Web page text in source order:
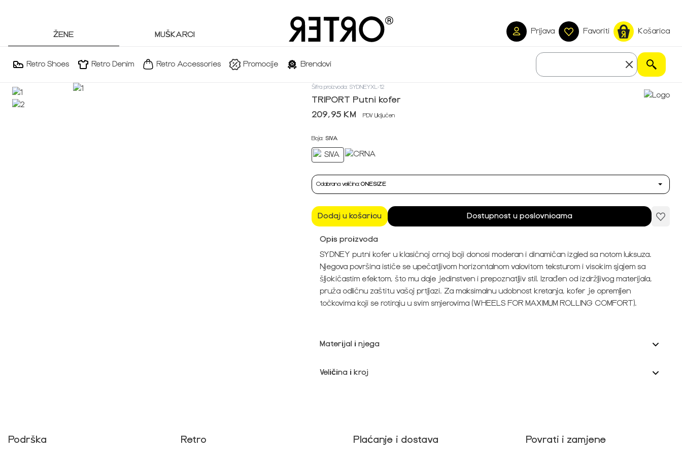
ŽENE MUŠKARCI Prijava Favoriti Košarica
Retro Shoes Retro Denim Retro Accessories Promocije Brendovi
Šifra proizvoda: SYDNEYXL-12
TRIPORT Putni kofer
209,95 KM
PDV Uključen
Boja: SIVA
Odabrana veličina:ONESIZE
Dodaj u košaricu Dostupnost u poslovnicama
Opis proizvoda
SYDNEY putni kofer u klasičnoj crnoj boji donosi moderan i dinamičan izgled sa notom luksuza.
Njegova površina ističe se upečatljivom horizontalnom valovitom teksturom i visokim sjajem sa
šljokičastim efektom, što mu daje jedinstven i prepoznatljiv stil. Izrađen od izdržljivog materijala,
pruža odličnu zaštitu vašoj prtljazi. Za maksimalnu udobnost kretanja, kofer je opremljen
točkovima koji se rotiraju u svim smjerovima (WHEELS FOR MAXIMUM ROLLING COMFORT).
Materijal i njega
Veličina i kroj
Podrška Retro Plaćanje i dostava Povrati i zamjene